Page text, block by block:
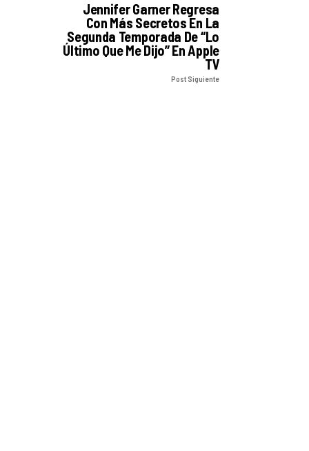
Jennifer Garner Regresa
Con Más Secretos En La
Segunda Temporada De “Lo
Último Que Me Dijo” En Apple
TV
Post Siguiente